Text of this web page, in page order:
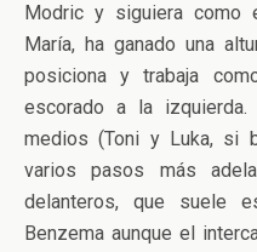
Modric y siguiera como
María, ha ganado una
posiciona y trabaja
escorado a la
medios (Toni y Luka, si
varios pasos más
delanteros, que suele
Benzema aunque el